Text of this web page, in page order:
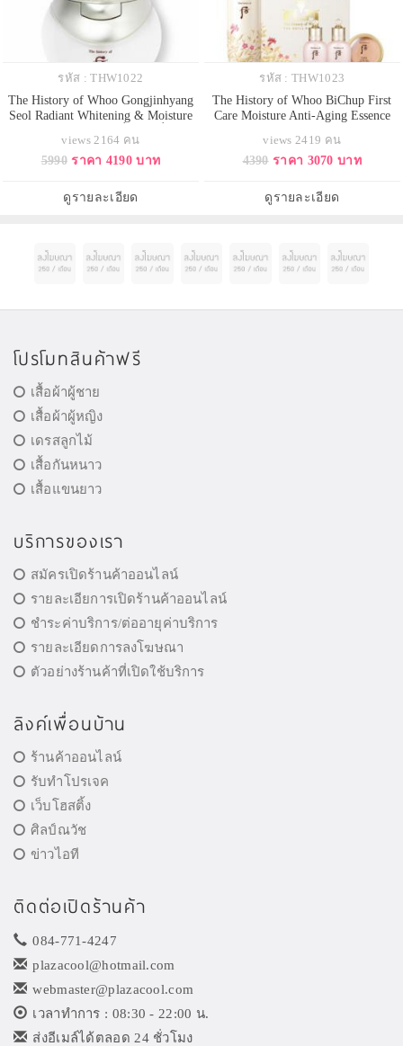
รหัส : THW1022
The History of Whoo Gongjinhyang
Seol Radiant Whitening & Moisture
ผสมของออกซิเจน ด้วยส่วนผสมหลัก
แบครัน ไข่มุกโสมป่าโนว์ฟลาวเวอร์
ความชุ่มชื่น เพิ่มความยืดหยุ่น ได้
views 2164 คน
5990 ราคา 4190 บาท
ดูรายละเอียด
รหัส : THW1023
The History of Whoo BiChup First
Care Moisture Anti-Aging Essence
เซ็ทเฟิร์สเอสเซนส์ไซส์จริง แพคเก
จลิมิเต็ด ช่วยกระตุ้นระบบไหลเวียน
ผิวขนาดพกพา โทนเนอร์ อิมัลชั่น
และคุชชั่นกันแด
views 2419 คน
4390 ราคา 3070 บาท
ดูรายละเอียด
โปรโมทสินค้าฟรี
เสื้อผ้าผู้ชาย
เสื้อผ้าผู้หญิง
เดรสลูกไม้
เสื้อกันหนาว
เสื้อแขนยาว
บริการของเรา
สมัครเปิดร้านค้าออนไลน์
รายละเอียการเปิดร้านค้าออนไลน์
ชำระค่าบริการ/ต่ออายุค่าบริการ
รายละเอียดการลงโฆษณา
ตัวอย่างร้านค้าที่เปิดใช้บริการ
ลิงค์เพื่อนบ้าน
ร้านค้าออนไลน์
รับทำโปรเจค
เว็บโฮสติ้ง
ศิลป์ณวัช
ข่าวไอที
ติดต่อเปิดร้านค้า
084-771-4247
plazacool@hotmail.com
webmaster@plazacool.com
เวลาทำการ : 08:30 - 22:00 น.
ส่งอีเมล์ได้ตลอด 24 ชั่วโมง